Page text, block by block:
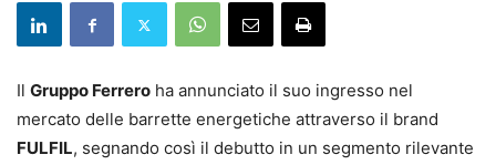
Il Gruppo Ferrero ha annunciato il suo ingresso nel
mercato delle barrette energetiche attraverso il brand
FULFIL, segnando così il debutto in un segmento rilevante